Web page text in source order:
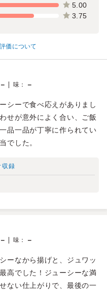
5.00
3.75
価について
－ 味 ： －
シーで食べ応えがありまし
せが意外によく合い、ご飯
品一品が丁寧に作られてい
でした。
収録
－ 味 ： －
ーなから揚げと、ジュワッ
高でした！ジューシーな満
ない仕上がりで、最後の一